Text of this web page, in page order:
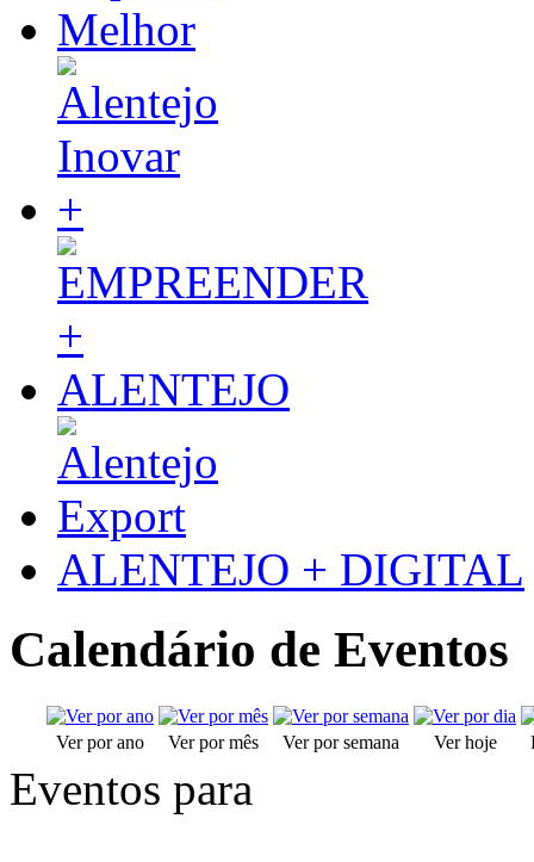
ALENTEJO + DIGITAL
Calendário de Eventos
Ver por ano Ver por mês Ver por semana Ver hoje
Eventos para